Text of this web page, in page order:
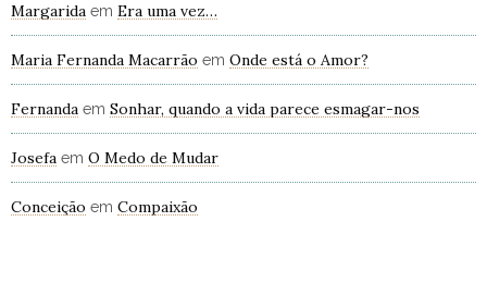
Margarida em Era uma vez…
Maria Fernanda Macarrão em Onde está o Amor?
Fernanda em Sonhar, quando a vida parece esmagar-nos
Josefa em O Medo de Mudar
Conceição em Compaixão